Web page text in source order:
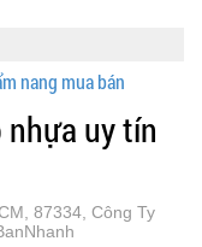
nang mua bán
uy tín
87334, Công Ty